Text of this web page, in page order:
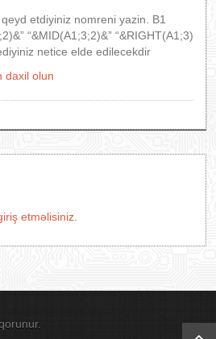
etdiyiniz nomreni yazin. B1
“&MID(A1;3;2)&” “&RIGHT(A1;3)
netice elde edilecekdir
daxil olun
etməlisiniz